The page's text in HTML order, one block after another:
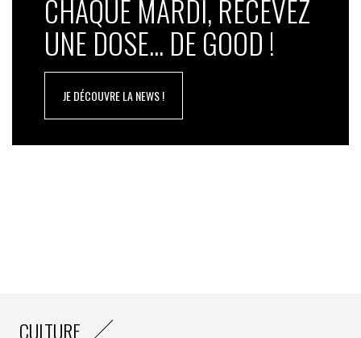
CHAQUE MARDI, RECEVEZ
UNE DOSE... DE GOOD !
JE DÉCOUVRE LA NEWS !
CULTURE